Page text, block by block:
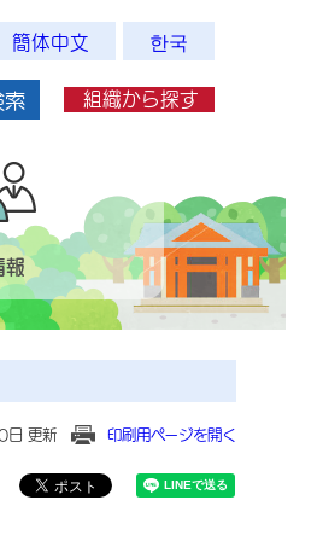
簡体中文 한국
索 組織から探す
報
日 更新 印刷用ページを開く